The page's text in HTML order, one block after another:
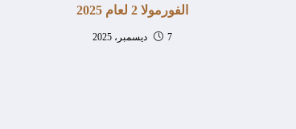
الفورمولا 2 لعام 2025
7 ديسمبر، 2025